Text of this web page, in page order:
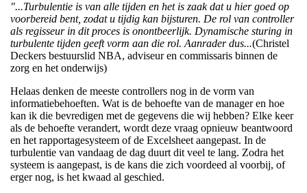
"...Turbulentie is van alle tijden en het is zaak dat u hier goed op
voorbereid bent, zodat u tijdig kan bijsturen. De rol van controller
als regisseur in dit proces is onontbeerlijk. Dynamische sturing in
turbulente tijden geeft vorm aan die rol. Aanrader dus...(Christel
Deckers bestuurslid NBA, adviseur en commissaris binnen de
zorg en het onderwijs)
Helaas denken de meeste controllers nog in de vorm van
informatiebehoeften. Wat is de behoefte van de manager en hoe
kan ik die bevredigen met de gegevens die wij hebben? Elke keer
als de behoefte verandert, wordt deze vraag opnieuw beantwoord
en het rapportagesysteem of de Excelsheet aangepast. In de
turbulentie van vandaag de dag duurt dit veel te lang. Zodra het
systeem is aangepast, is de kans die zich voordeed al voorbij, of
erger nog, is het kwaad al geschied.